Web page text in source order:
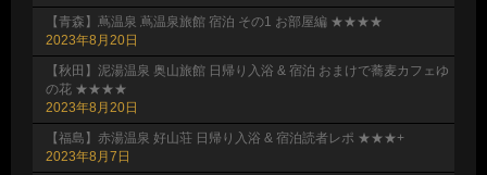
【青森】蔦温泉 蔦温泉旅館 宿泊 その1 お部屋編 ★★★★
2023年8月20日
【秋田】泥湯温泉 奥山旅館 日帰り入浴 & 宿泊 おまけで蕎麦カフェゆ
の花 ★★★★
2023年8月20日
【福島】赤湯温泉 好山荘 日帰り入浴 & 宿泊読者レポ ★★★+
2023年8月7日